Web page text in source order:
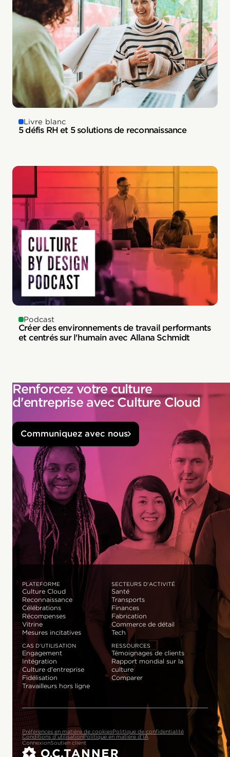
Livre blanc
5 défis RH et 5 solutions de reconnaissance
Podcast
Créer des environnements de travail performants
et centrés sur l'humain avec Allana Schmidt
Renforcez votre culture
d'entreprise avec Culture Cloud
Communiquez avec nous
PLATEFORME
Culture Cloud
Reconnaissance
Célébrations
Récompenses
Vitrine
Mesures incitatives
SECTEURS D'ACTIVITÉ
Santé
Transports
Finances
Fabrication
Commerce de détail
Tech
CAS D'UTILISATION
Engagement
Intégration
Culture d'entreprise
Fidélisation
Travailleurs hors ligne
RESSOURCES
Témoignages de clients
Rapport mondial sur la
culture
Comparer
Préférences en matière de cookiesPolitique de confidentialité
Conditions d'utilisationPolitique en matière d'IA
ConnexionSoutien client